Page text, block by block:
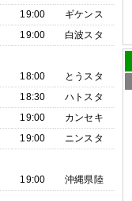
19:00
ギケンス
19:00
白波スタ
18:00
とうスタ
18:30
ハトスタ
19:00
カンセキ
19:00
ニンスタ
19:00 沖縄県陸